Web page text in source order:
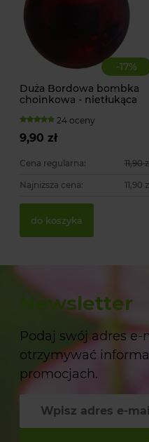
-17%
Duża Bordowa bombka
choinkowa - nietłukąca
24 oceny
9,90 zł
Cena regularna: 11,90
Najniższa cena: 11,90
do koszyka
Newsletter
Podaj swój adres e-
otrzymywać
promocjach.